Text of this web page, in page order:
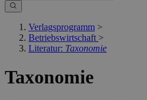
Verlagsprogramm >
Betriebswirtschaft >
Literatur: Taxonomie
Taxonomie